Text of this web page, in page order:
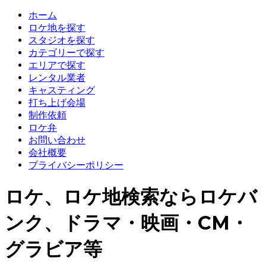
ホーム
ロケ地を探す
スタジオを探す
カテゴリーで探す
エリアで探す
レンタル業者
キャスティング
打ち上げ会場
制作依頼
ロケ弁
お問い合わせ
会社概要
プライバシーポリシー
ロケ、ロケ地検索ならロケバ
ンク、ドラマ・映画・CM・
グラビア等